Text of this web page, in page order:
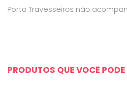
Porta Travesseiros não
PRODUTOS QUE VOCÊ